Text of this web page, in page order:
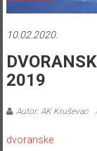
10.02.2020.
2019
Autor: AK Kruševac
dvoranske